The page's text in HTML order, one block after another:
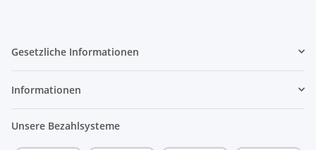
Gesetzliche Informationen
Informationen
Unsere Bezahlsysteme